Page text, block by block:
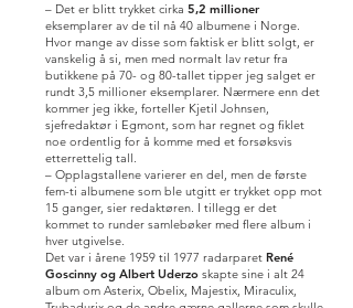
– Det er blitt trykket cirka 5,2 millioner
eksemplarer av de til nå 40 albumene i Norge.
Hvor mange av disse som faktisk er blitt solgt, er
vanskelig å si, men med normalt lav retur fra
butikkene på 70- og 80-tallet tipper jeg salget er
rundt 3,5 millioner eksemplarer. Nærmere enn det
kommer jeg ikke, forteller Kjetil Johnsen,
sjefredaktør i Egmont, som har regnet og fiklet
noe ordentlig for å komme med et forsøksvis
etterrettelig tall.
– Opplagstallene varierer en del, men de første
fem-ti albumene som ble utgitt er trykket opp mot
15 ganger, sier redaktøren. I tillegg er det
kommet to runder samlebøker med flere album i
hver utgivelse.
Det var i årene 1959 til 1977 radarparet René
Goscinny og Albert Uderzo skapte sine i alt 24
album om Asterix, Obelix, Majestix, Miraculix,